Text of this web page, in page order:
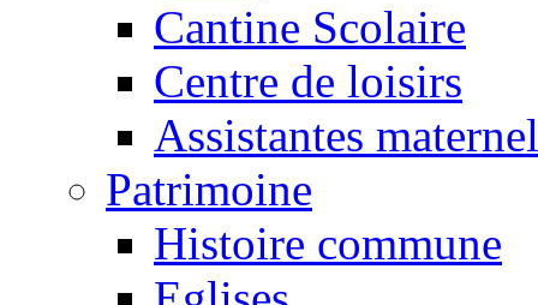
Cantine Scolaire
Centre de loisirs
Assistantes
Patrimoine
Histoire commune